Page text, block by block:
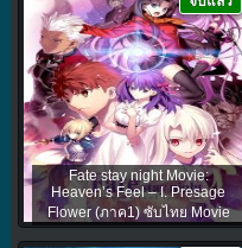
Fate stay night Movie:
Heaven’s Feel – I. Presage
Flower (ภาค1) ซับไทย Movie